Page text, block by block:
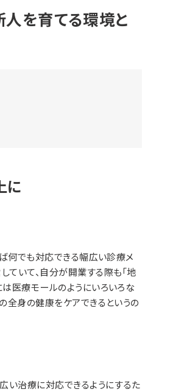
を育てる環境と
に
何でも対応できる幅広い診療メ
ていて、自分が開業する際も「地
医療モールのようにいろいろな
全身の健康をケアできるというの
い治療に対応できるようにするた